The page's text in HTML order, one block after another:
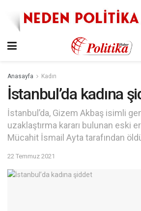
Anasayfa Kadın
İstanbul’da kadına
İstanbul’da, Gizem Akbaş isimli
uzaklaştırma kararı bulunan eski
Mücahit İsmail Ayta tarafından
22 Temmuz 2021